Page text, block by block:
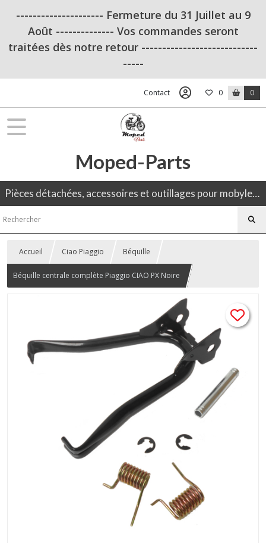
--------------------- Fermeture du 31 Juillet au 9
Août -------------- Vos commandes seront
traitées dès notre retour ----------------------------
-----
Contact 0 0
Moped-Parts
Pièces détachées, accessoires et outillages pour mobylette, 50CC, moto ancienne.
Accueil Ciao Piaggio Béquille
Béquille centrale complète Piaggio CIAO PX Noire